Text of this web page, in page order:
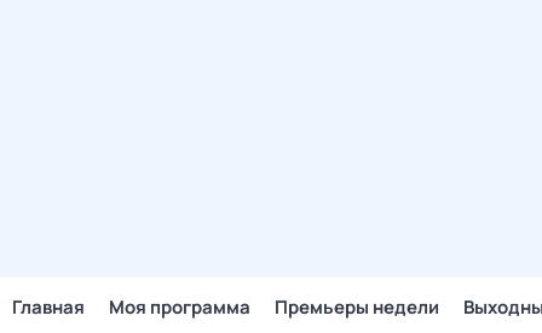
Главная Моя программа Премьеры недели